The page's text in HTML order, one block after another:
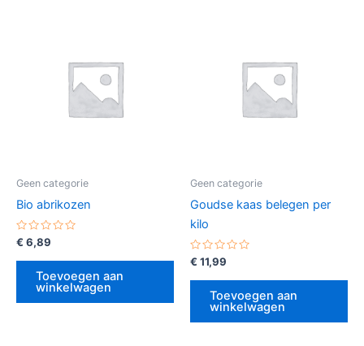
Geen categorie
Bio abrikozen
Gewaardeerd
uit
€ 6,89
Toevoegen aan
winkelwagen
Geen categorie
Goudse kaas belegen per
kilo
Gewaardeerd
uit
€ 11,99
Toevoegen aan
winkelwagen